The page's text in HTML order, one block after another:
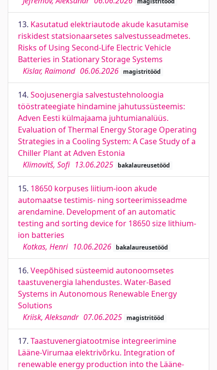
13. Kasutatud elektriautode akude kasutamise
riskidest statsionaarsetes salvestusseadmetes.
Risks of Using Second-Life Electric Vehicle
Batteries in Stationary Storage Systems
Kislar, Raimond 06.06.2026 magistritööd
14. Soojusenergia salvestustehnoloogia
tööstrateegiate hindamine jahutussüsteemis:
Adven Eesti külmajaama juhtumianalüüs.
Evaluation of Thermal Energy Storage Operating
Strategies in a Cooling System: A Case Study of a
Chiller Plant at Adven Estonia
Klimovitš, Sofi 13.06.2025 bakalaureusetööd
15. 18650 korpuses liitium-ioon akude
automaatse testimis- ning sorteerimisseadme
arendamine. Development of an automatic
testing and sorting device for 18650 size lithium-
ion batteries
Kotkas, Henri 10.06.2026 bakalaureusetööd
16. Veepõhised süsteemid autonoomsetes
taastuvenergia lahendustes. Water-Based
Systems in Autonomous Renewable Energy
Solutions
Kriisk, Aleksandr 07.06.2025 magistritööd
17. Taastuvenergiatootmise integreerimine
Lääne-Virumaa elektrivõrku. Integration of
renewable energy production into the Lääne-